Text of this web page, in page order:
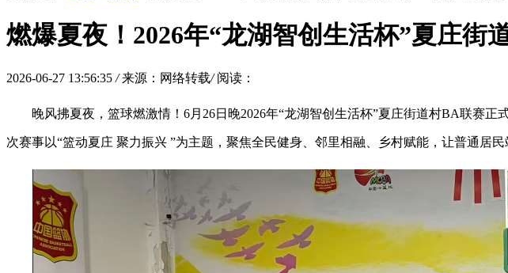
燃爆夏夜！2026年“龙湖智创生活杯”夏庄街
2026-06-27 13:56:35 / 来源：网络转载/ 阅读：
晚风拂夏夜，篮球燃激情！6月26日晚2026年“龙湖智创生活杯”夏庄街道村BA联赛
次赛事以“篮动夏庄 聚力振兴 ”为主题，聚焦全民健身、邻里相融、乡村赋能，让普通居